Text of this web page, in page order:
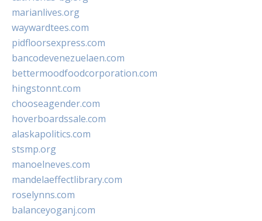
marianlives.org
waywardtees.com
pidfloorsexpress.com
bancodevenezuelaen.com
bettermoodfoodcorporation.com
hingstonnt.com
chooseagender.com
hoverboardssale.com
alaskapolitics.com
stsmp.org
manoelneves.com
mandelaeffectlibrary.com
roselynns.com
balanceyoganj.com